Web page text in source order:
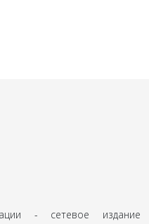
- сетевое издание